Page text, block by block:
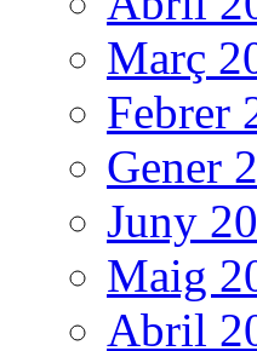
Març
Febrer
Gener
Juny
Maig
Abril